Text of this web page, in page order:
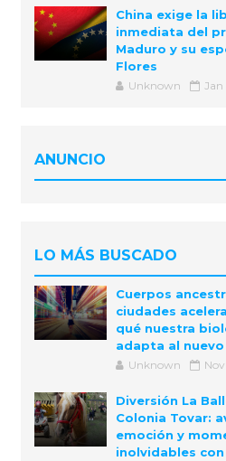
China exige la
inmediata del
Maduro y su
Flores
Unknown
ANUNCIO
LO MÁS BUSCADO
Cuerpos
ciudades
qué nuestra
adapta al
Unknown
Diversión La
Colonia Tovar:
emoción y
inolvidables